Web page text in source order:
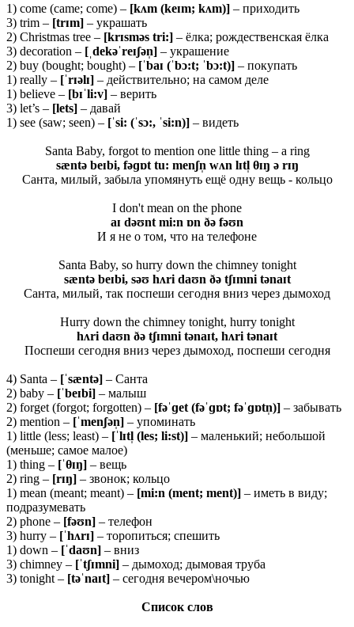
1) come (came; come) – [kʌm (keɪm; kʌm)] – приходить
3) trim – [trɪm] – украшать
2) Christmas tree – [krɪsməs tri:] – ёлка; рождественская ёлка
3) decoration – [ˌdekəˈreɪʃən̩] – украшение
2) buy (bought; bought) – [ˈbaɪ (ˈbɔ:t; ˈbɔ:t)] – покупать
1) really – [ˈrɪəlɪ] – действительно; на самом деле
1) believe – [bɪˈli:v] – верить
3) let’s – [lets] – давай
1) see (saw; seen) – [ˈsi: (ˈsɔ:, ˈsi:n)] – видеть
Santa Baby, forgot to mention one little thing – a ring
sæntə beɪbi, fəɡɒt tu: menʃn̩ wʌn lɪtl̩ θɪŋ ə rɪŋ
Санта, милый, забыла упомянуть ещё одну вещь - кольцо
I don't mean on the phone
aɪ dəʊnt mi:n ɒn ðə fəʊn
И я не о том, что на телефоне
Santa Baby, so hurry down the chimney tonight
sæntə beɪbi, səʊ hʌri daʊn ðə tʃɪmni tənaɪt
Санта, милый, так поспеши сегодня вниз через дымоход
Hurry down the chimney tonight, hurry tonight
hʌri daʊn ðə tʃɪmni tənaɪt, hʌri tənaɪt
Поспеши сегодня вниз через дымоход, поспеши сегодня
4) Santa – [ˈsæntə] – Санта
2) baby – [ˈbeɪbi] – малыш
2) forget (forgot; forgotten) – [fəˈɡet (fəˈɡɒt; fəˈɡɒtn̩)] – забывать
2) mention – [ˈmenʃən̩] – упоминать
1) little (less; least) – [ˈlɪtl̩ (les; li:st)] – маленький; небольшой
(меньше; самое малое)
1) thing – [ˈθɪŋ] – вещь
2) ring – [rɪŋ] – звонок; кольцо
1) mean (meant; meant) – [mi:n (ment; ment)] – иметь в виду;
подразумевать
2) phone – [fəʊn] – телефон
3) hurry – [ˈhʌrɪ] – торопиться; спешить
1) down – [ˈdaʊn] – вниз
3) chimney – [ˈtʃɪmni] – дымоход; дымовая труба
3) tonight – [təˈnaɪt] – сегодня вечером\ночью
Список слов